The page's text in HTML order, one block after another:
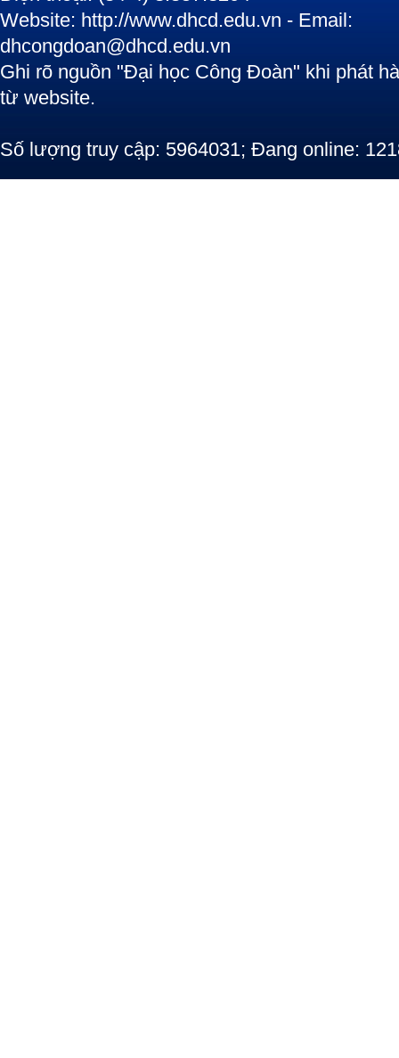
Website: http://www.dhcd.edu.vn - Email:
dhcongdoan@dhcd.edu.vn
Ghi rõ nguồn "Đại học Công Đoàn" khi phát
từ website.
Số lượng truy cập: 5964031; Đang online: